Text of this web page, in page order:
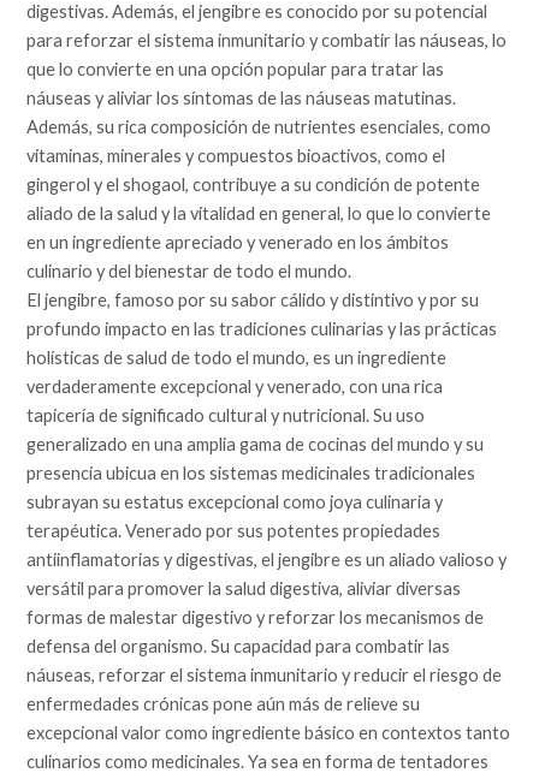
digestivas. Además, el jengibre es conocido por su potencial
para reforzar el sistema inmunitario y combatir las náuseas, lo
que lo convierte en una opción popular para tratar las
náuseas y aliviar los síntomas de las náuseas matutinas.
Además, su rica composición de nutrientes esenciales, como
vitaminas, minerales y compuestos bioactivos, como el
gingerol y el shogaol, contribuye a su condición de potente
aliado de la salud y la vitalidad en general, lo que lo convierte
en un ingrediente apreciado y venerado en los ámbitos
culinario y del bienestar de todo el mundo.
El jengibre, famoso por su sabor cálido y distintivo y por su
profundo impacto en las tradiciones culinarias y las prácticas
holísticas de salud de todo el mundo, es un ingrediente
verdaderamente excepcional y venerado, con una rica
tapicería de significado cultural y nutricional. Su uso
generalizado en una amplia gama de cocinas del mundo y su
presencia ubicua en los sistemas medicinales tradicionales
subrayan su estatus excepcional como joya culinaria y
terapéutica. Venerado por sus potentes propiedades
antiinflamatorias y digestivas, el jengibre es un aliado valioso y
versátil para promover la salud digestiva, aliviar diversas
formas de malestar digestivo y reforzar los mecanismos de
defensa del organismo. Su capacidad para combatir las
náuseas, reforzar el sistema inmunitario y reducir el riesgo de
enfermedades crónicas pone aún más de relieve su
excepcional valor como ingrediente básico en contextos tanto
culinarios como medicinales. Ya sea en forma de tentadores